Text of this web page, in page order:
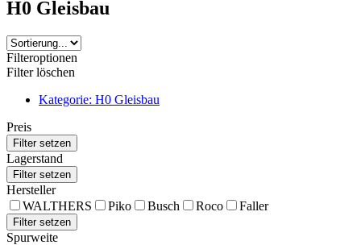
H0 Gleisbau
Filteroptionen
Filter löschen
Kategorie: H0 Gleisbau
Preis
Lagerstand
Hersteller
WALTHERS
Piko Busch Roco Faller
Spurweite